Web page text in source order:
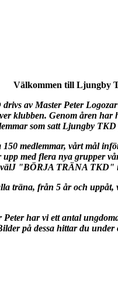
Välkommen till Ljungby
av Master Peter
klubben. Genom åren har
som satt Ljungby
150 medlemmar, vårt mål
med flera nya grupper
"BÖRJA TRÄNA TKD"
träna, från 5 år och
Peter har vi ett antal
på dessa hittar du under